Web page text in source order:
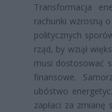
Transformacja
rachunki wzrosną
politycznych
rząd, by wziął
musi dostosować
finansowe.
ubóstwo
zapłaci za